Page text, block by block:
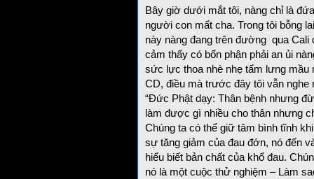
Bây giờ dưới mắt tôi, nàng chỉ là
người con mất cha. Trong tôi bỗng
này nàng đang trên đường qua Cali
cảm thấy có bổn phận phải an ủi
sức lực thoa nhè nhẹ tấm lưng mầu
CD, điều mà trước đây tôi vẫn nghe
“Đức Phật dạy: Thân bệnh nhưng
làm được gì nhiều cho thân nhưng
Chúng ta có thể giữ tâm bình tĩnh
sự tăng giảm của đau đớn, nó đến
hiểu biết bản chất của khổ đau.
nó là một cuộc thử nghiệm – Làm